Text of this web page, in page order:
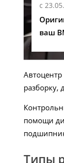
с
ваш
разборку,
помощи
Типы